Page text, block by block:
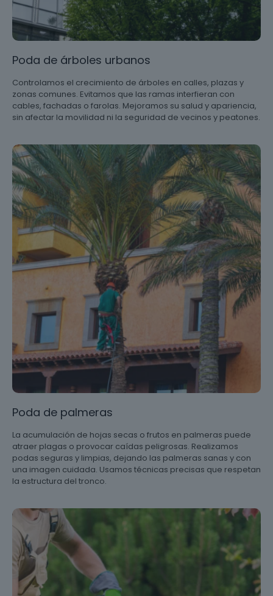
Poda de árboles urbanos
Controlamos el crecimiento de árboles en calles, plazas y
zonas comunes. Evitamos que las ramas interfieran con
cables, fachadas o farolas. Mejoramos su salud y apariencia,
sin afectar la movilidad ni la seguridad de vecinos y peatones.
Poda de palmeras
La acumulación de hojas secas o frutos en palmeras puede
atraer plagas o provocar caídas peligrosas. Realizamos
podas seguras y limpias, dejando las palmeras sanas y con
una imagen cuidada. Usamos técnicas precisas que respetan
la estructura del tronco.